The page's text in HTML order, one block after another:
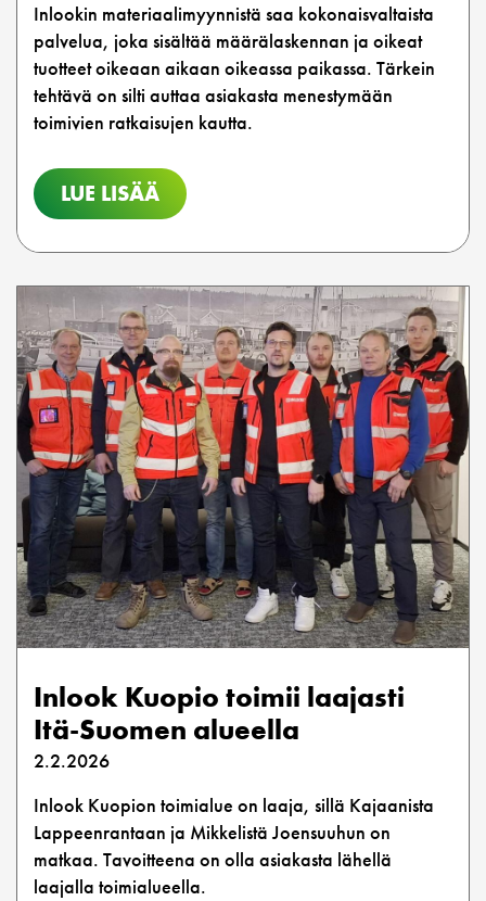
Inlookin materiaalimyynnistä saa kokonaisvaltaista
palvelua, joka sisältää määrälaskennan ja oikeat
tuotteet oikeaan aikaan oikeassa paikassa. Tärkein
tehtävä on silti auttaa asiakasta menestymään
toimivien ratkaisujen kautta.
LUE LISÄÄ
Inlook Kuopio toimii laajasti
Itä-Suomen alueella
2.2.2026
Inlook Kuopion toimialue on laaja, sillä Kajaanista
Lappeenrantaan ja Mikkelistä Joensuuhun on
matkaa. Tavoitteena on olla asiakasta lähellä
laajalla toimialueella.